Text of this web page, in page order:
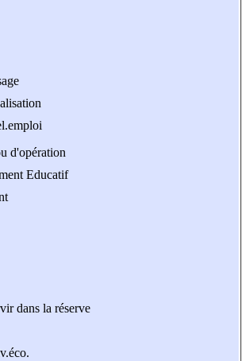
d'opération
Educatif
dans la réserve